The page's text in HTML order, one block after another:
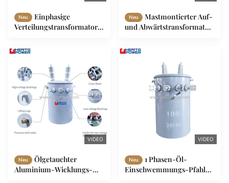
Neu
Einphasige
Verteilungstransformatoren
37,5kVA 100kVA 75kVA
Neu
Mastmontierter Auf-
und Abwärtstransformator
Öltransformator
VIDEO
Neu
Ölgetauchter
Aluminium-Wicklungs-
VIDEO
Neu
1 Phasen-Öl-
Einschwemmungs-Pfahl-